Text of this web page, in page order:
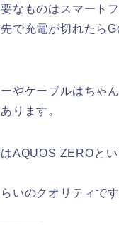
なものはスマートフ
で充電が切れたら
やケーブルはちゃ
ります。
AQUOS ZEROと
いのクオリティです